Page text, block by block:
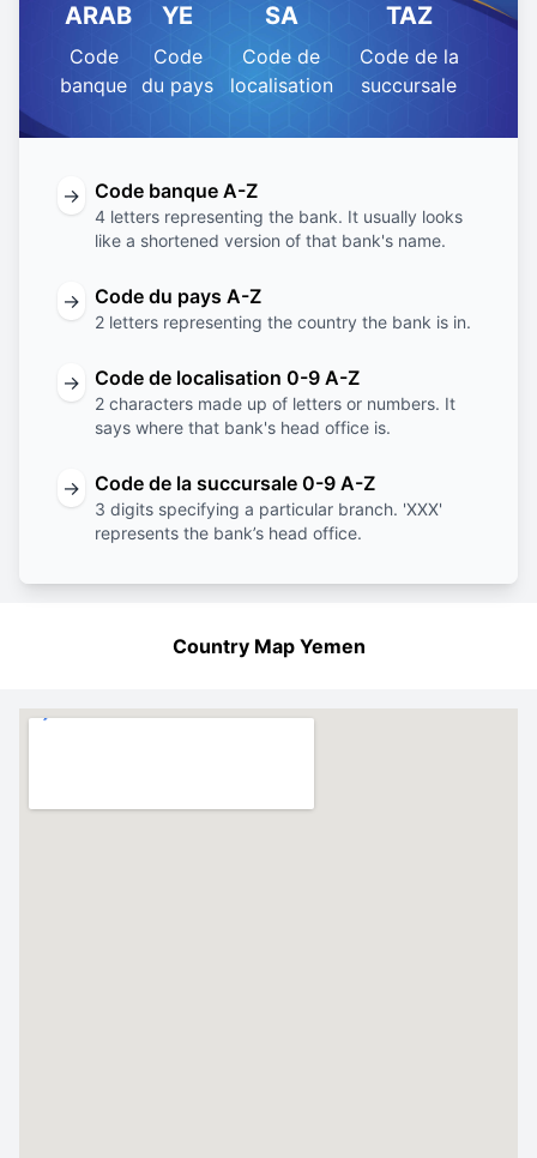
ARAB
Code
banque
YE
Code
du pays
SA
Code de
localisation
TAZ
Code de la
succursale
→ Code banque A-Z
4 letters representing the bank. It usually looks
like a shortened version of that bank's name.
→ Code du pays A-Z
2 letters representing the country the bank is in.
→ Code de localisation 0-9 A-Z
2 characters made up of letters or numbers. It
says where that bank's head office is.
→ Code de la succursale 0-9 A-Z
3 digits specifying a particular branch. 'XXX'
represents the bank’s head office.
Country Map Yemen